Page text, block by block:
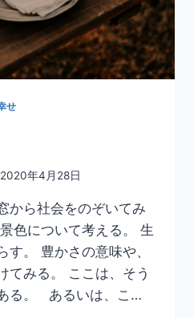
せ
2020年4月28日
ら社会をのぞいてみ
色について考える。 生
す。 豊かさの意味や、
てみる。 ここは、そう
る。 あるいは、こ…